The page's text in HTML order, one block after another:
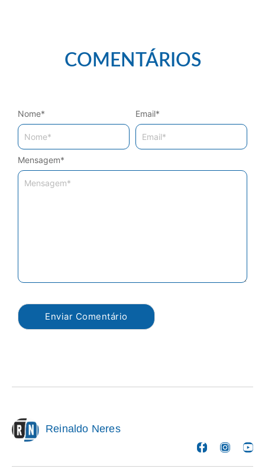
COMENTÁRIOS
Mensagem*
Nome* Email*
Reinaldo Neres